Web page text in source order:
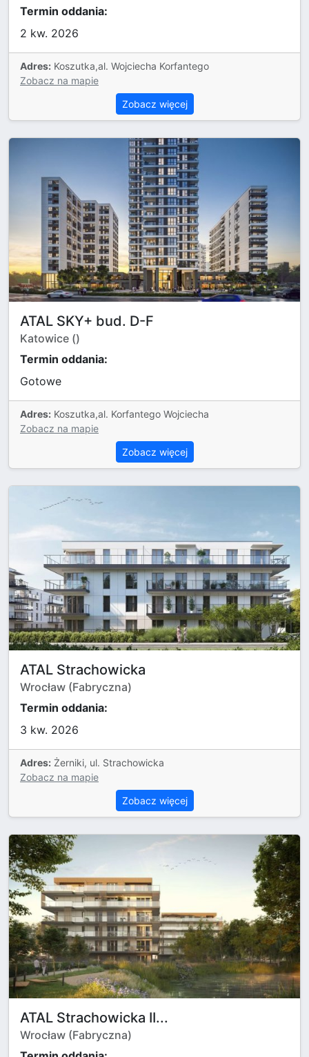
Termin oddania:
2 kw. 2026
Adres: Koszutka,al. Wojciecha Korfantego
Zobacz na mapie
Zobacz więcej
ATAL SKY+ bud. D-F
Katowice ()
Termin oddania:
Gotowe
Adres: Koszutka,al. Korfantego Wojciecha
Zobacz na mapie
Zobacz więcej
ATAL Strachowicka
Wrocław (Fabryczna)
Termin oddania:
3 kw. 2026
Adres: Żerniki, ul. Strachowicka
Zobacz na mapie
Zobacz więcej
ATAL Strachowicka II...
Wrocław (Fabryczna)